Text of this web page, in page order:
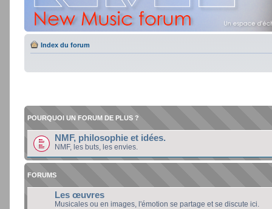
Index du forum
POURQUOI UN FORUM DE PLUS ?
NMF, philosophie et idées.
NMF, les buts, les envies.
FORUMS
Les œuvres
Musicales ou en images, l'émotion se partage et se discute ici.